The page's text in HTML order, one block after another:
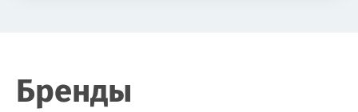
Бренды